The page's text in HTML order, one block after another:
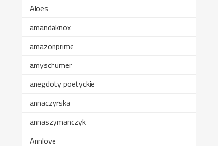
Aloes
amandaknox
amazonprime
amyschumer
anegdoty poetyckie
annaczyrska
annaszymanczyk
Annlove